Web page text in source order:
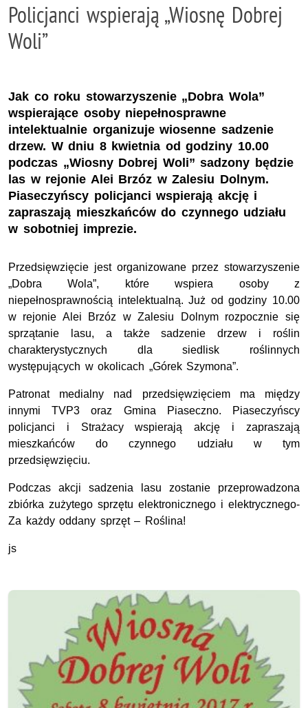
Policjanci wspierają „Wiosnę Dobrej
Woli”
Jak co roku stowarzyszenie „Dobra Wola”
wspierające osoby niepełnosprawne
intelektualnie organizuje wiosenne sadzenie
drzew. W dniu 8 kwietnia od godziny 10.00
podczas „Wiosny Dobrej Woli” sadzony będzie
las w rejonie Alei Brzóz w Zalesiu Dolnym.
Piaseczyńscy policjanci wspierają akcję i
zapraszają mieszkańców do czynnego udziału
w sobotniej imprezie.
Przedsięwzięcie jest organizowane przez stowarzyszenie
„Dobra Wola”, które wspiera osoby z
niepełnosprawnością intelektualną. Już od godziny 10.00
w rejonie Alei Brzóz w Zalesiu Dolnym rozpocznie się
sprzątanie lasu, a także sadzenie drzew i roślin
charakterystycznych dla siedlisk roślinnych
występujących w okolicach „Górek Szymona”.
Patronat medialny nad przedsięwzięciem ma między
innymi TVP3 oraz Gmina Piaseczno. Piaseczyńscy
policjanci i Strażacy wspierają akcję i zapraszają
mieszkańców do czynnego udziału w tym
przedsięwzięciu.
Podczas akcji sadzenia lasu zostanie przeprowadzona
zbiórka zużytego sprzętu elektronicznego i elektrycznego-
Za każdy oddany sprzęt – Roślina!
js